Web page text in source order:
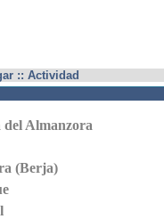
:: Actividad
Almanzora
(Berja)